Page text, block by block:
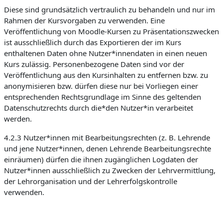
Diese sind grundsätzlich vertraulich zu behandeln und nur im
Rahmen der Kursvorgaben zu verwenden. Eine
Veröffentlichung von Moodle-Kursen zu Präsentationszwecken
ist ausschließlich durch das Exportieren der im Kurs
enthaltenen Daten ohne Nutzer*innendaten in einen neuen
Kurs zulässig. Personenbezogene Daten sind vor der
Veröffentlichung aus den Kursinhalten zu entfernen bzw. zu
anonymisieren bzw. dürfen diese nur bei Vorliegen einer
entsprechenden Rechtsgrundlage im Sinne des geltenden
Datenschutzrechts durch die*den Nutzer*in verarbeitet
werden.
4.2.3 Nutzer*innen mit Bearbeitungsrechten (z. B. Lehrende
und jene Nutzer*innen, denen Lehrende Bearbeitungsrechte
einräumen) dürfen die ihnen zugänglichen Logdaten der
Nutzer*innen ausschließlich zu Zwecken der Lehrvermittlung,
der Lehrorganisation und der Lehrerfolgskontrolle
verwenden.